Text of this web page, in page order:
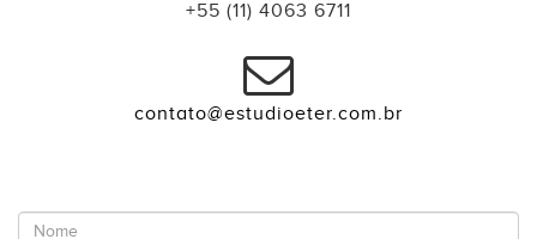
+55 (11) 4063 6711
contato@estudioeter.com.br